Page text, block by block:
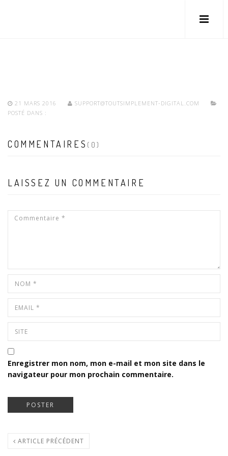
21 MARS 2016
SUPPORT@TOUTSIMPLEMENT-DIGITAL.COM
POSTÉ DANS :
COMMENTAIRES (0)
LAISSEZ UN COMMENTAIRE
Enregistrer mon nom, mon e-mail et mon site dans le
navigateur pour mon prochain commentaire.
ARTICLE PRÉCÉDENT